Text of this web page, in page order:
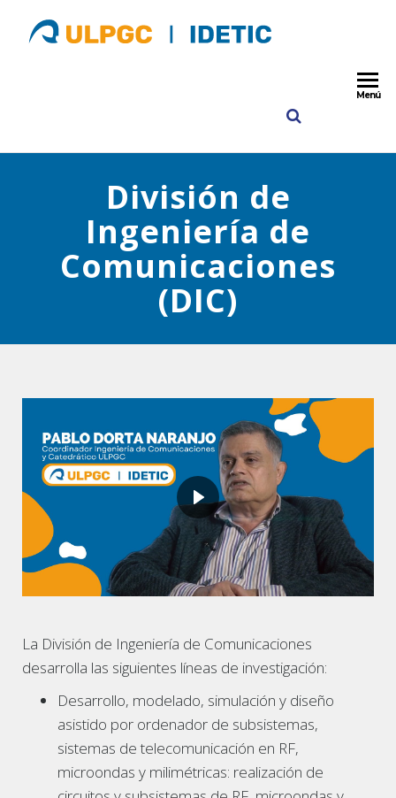
Desarrollo
Tecnológico
Menú
División de
Ingeniería de
Comunicaciones
(DIC)
La División de Ingeniería de Comunicaciones
desarrolla las siguientes líneas de investigación:
Desarrollo, modelado, simulación y diseño
asistido por ordenador de subsistemas,
sistemas de telecomunicación en RF,
microondas y milimétricas: realización de